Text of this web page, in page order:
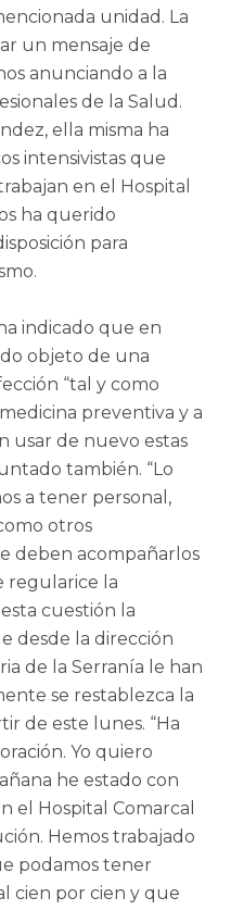
unidad. La
un mensaje de
anunciando a la
de la Salud.
ella misma ha
intensivistas que
en el Hospital
ha querido
para
indicado que en
objeto de una
“tal y como
preventiva y a
usar de nuevo estas
también. “Lo
a tener personal,
otros
deben acompañarlos
regularice la
cuestión la
desde la dirección
de la Serranía le han
se restablezca la
de este lunes. “Ha
Yo quiero
he estado con
el Hospital Comarcal
Hemos trabajado
podamos tener
cien por cien y que